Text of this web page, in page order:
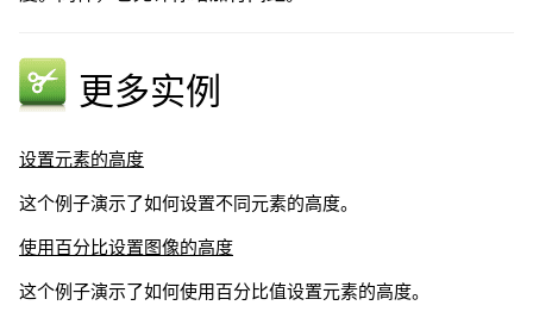
更多实例
设置元素的高度
这个例子演示了如何设置不同元素的高度。
使用百分比设置图像的高度
这个例子演示了如何使用百分比值设置元素的高度。